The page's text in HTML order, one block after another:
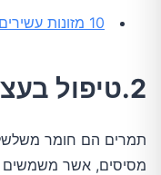
10 מזונות עשירים בברזל שישמרו עליכם בריאים וחזקים
2.טיפול בעצירות
תמרים הם חומר משלשל
מסיסים, אשר משמשים